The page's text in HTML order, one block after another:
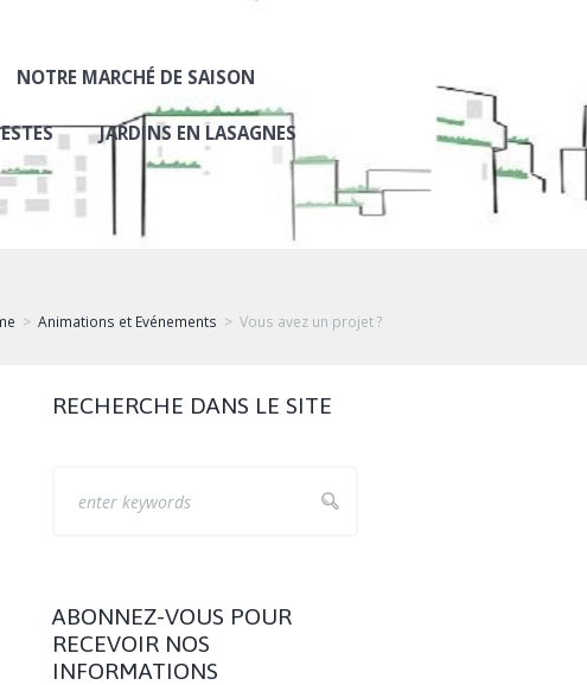
NOTRE MARCHÉ DE SAISON
JARDINS EN LASAGNES
Animations et Evénements Vous avez un projet ?
RECHERCHE DANS LE SITE
ABONNEZ-VOUS POUR
RECEVOIR NOS
INFORMATIONS